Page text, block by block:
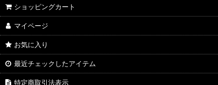
龍ヶ嬢七々々の埋蔵金
るろうに剣心
乱歩奇譚
ショッピングカート
マイページ
お気に入り
最近チェックしたアイテム
特定商取引法表示